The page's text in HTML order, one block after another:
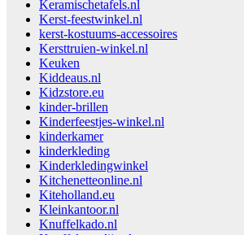
Keramischetafels.nl
Kerst-feestwinkel.nl
kerst-kostuums-accessoires
Kersttruien-winkel.nl
Keuken
Kiddeaus.nl
Kidzstore.eu
kinder-brillen
Kinderfeestjes-winkel.nl
kinderkamer
kinderkleding
Kinderkledingwinkel
Kitchenetteonline.nl
Kiteholland.eu
Kleinkantoor.nl
Knuffelkado.nl